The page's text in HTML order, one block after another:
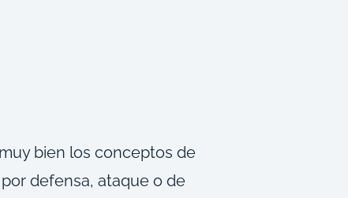
bien los conceptos de
defensa, ataque o de